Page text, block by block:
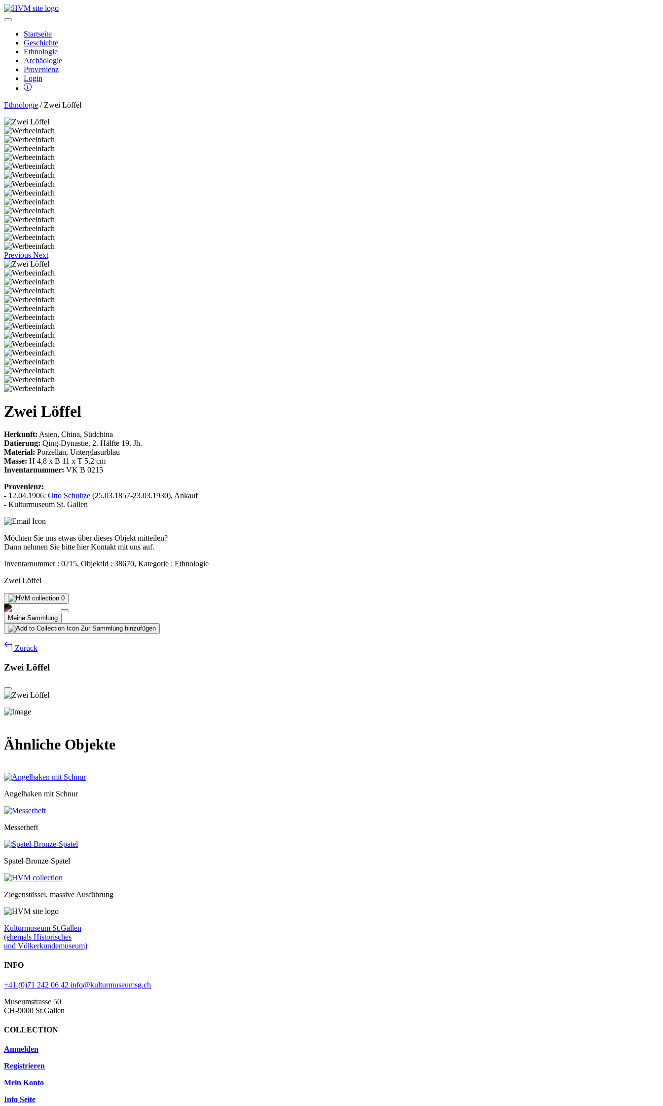
Startseite
Geschichte
Ethnologie
Archäologie
Provenienz
Login
Ethnologie / Zwei Löffel
Previous Next
Zwei Löffel
Herkunft: Asien, China, Südchina
Datierung: Qing-Dynastie, 2. Hälfte 19. Jh.
Material: Porzellan, Unterglasurblau
Masse: H 4,8 x B 11 x T 5,2 cm
Inventarnummer: VK B 0215
Provenienz:
- 12.04.1906: Otto Schultze (25.03.1857-23.03.1930), Ankauf
- Kulturmuseum St. Gallen
Möchten Sie uns etwas über dieses Objekt mitteilen?
Dann nehmen Sie bitte hier Kontakt mit uns auf.
Inventarnummer : 0215, ObjektId : 38670, Kategorie : Ethnologie
Zwei Löffel
0
Meine Sammlung
Zur Sammlung hinzufügen
Zurück
Zwei Löffel
Ähnliche Objekte
Angelhaken mit Schnur
Messerheft
Spatel-Bronze-Spatel
Ziegenstössel, massive Ausführung
Kulturmuseum St.Gallen
(ehemals Historisches
und Völkerkundemuseum)
INFO
+41 (0)71 242 06 42 info@kulturmuseumsg.ch
Museumstrasse 50
CH-9000 St.Gallen
COLLECTION
Anmelden
Registrieren
Mein Konto
Info Seite